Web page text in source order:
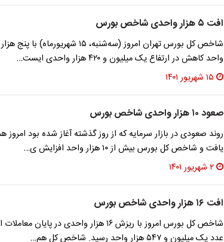
افت ۵ هزار واحدی شاخص بورس
واحد کاهش در ارتفاع یک ‌میلیون و ۴۲۰ هزار واحدی ایست…
۱۵ شهریور ۱۴۰۱
صعود ۱۰ هزار واحدی شاخص بورس
روند صعودی در بازار سرمایه که از روز گذشته آغاز شده بود امروز
یافت و شاخص کل بورس بیش از ۱۰ هزار واحد افزایش ی…
۲ شهریور ۱۴۰۱
افت ۱۶ هزار واحدی شاخص بورس
شاخص کل بورس امروز با ریزش ۱۶ هزار واحدی در پایان
عدد یک میلیون و ۵۴۷ هزار واحد رسید. شاخص کل هم…